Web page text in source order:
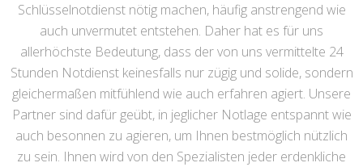
Schlüsselnotdienst nötig machen, häufig anstrengend wie
auch unvermutet entstehen. Daher hat es für uns
allerhöchste Bedeutung, dass der von uns vermittelte 24
Stunden Notdienst keinesfalls nur zügig und solide, sondern
gleichermaßen mitfühlend wie auch erfahren agiert. Unsere
Partner sind dafür geübt, in jeglicher Notlage entspannt wie
auch besonnen zu agieren, um Ihnen bestmöglich nützlich
zu sein. Ihnen wird von den Spezialisten jeder erdenkliche